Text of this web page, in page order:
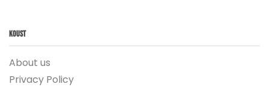
Koust
About us
Privacy Policy